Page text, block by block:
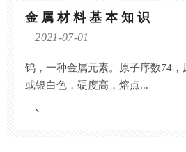
金属材料基本知识
2021-07-01
钨，一种金属元素。原子序数74
或银白色，硬度高，熔点...